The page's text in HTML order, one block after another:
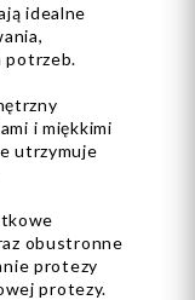
idealne
potrzeb.
i miękkimi
utrzymuje
obustronne
protezy
protezy.